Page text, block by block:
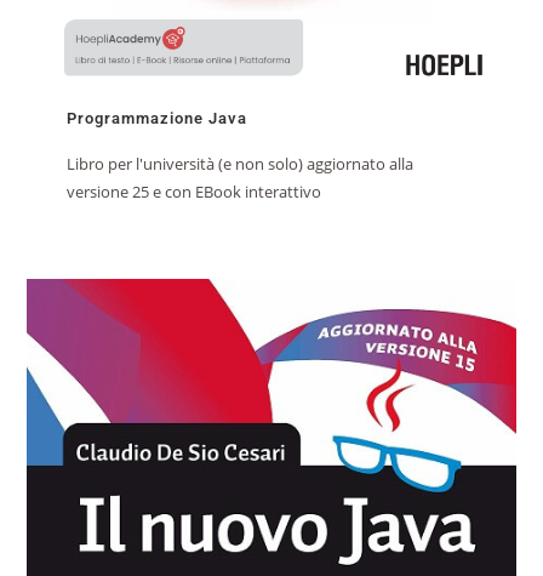
Programmazione Java
Libro per l'università (e non solo) aggiornato alla
versione 25 e con EBook interattivo